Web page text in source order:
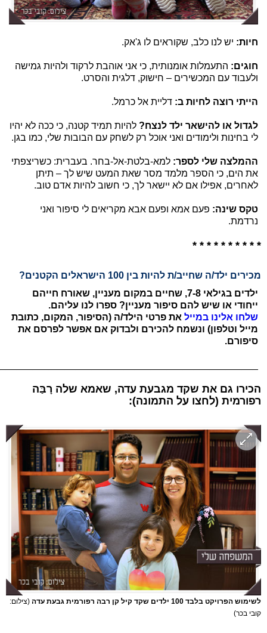
חיות: יש לנו כלב, שקוראים לו ג'אק.
חוגים: התעמלות אומנותית, כי אני אוהבת לרקוד ולהיות גמישה
ולעבוד עם המכשירים – חישוק, דלגית והסרט.
הייתי רוצה לחיות ב: דליית אל כרמל.
לגדול או להישאר ילד לנצח?להיות תמיד קטנה, כי ככה לא יהיו
לי בחינות ולימודים ואני אוכל רק לשחק עם הבובות שלי, כמו בגן.
ההמלצה שלי לספר: למא-בלטת-אל-בחר. בעברית: כשריצפתי
את הים, כי הספר מלמד מסר שאת המעט שיש לך – תיתן
לאחרים, אפילו אם לא יישאר לך, כי חשוב להיות אדם טוב.
טקס שינה: פעם אמא ופעם אבא מקריאים לי סיפור ואני
נרדמת.
* * * * * * * * * *
מכירים ילד/ה שחייב/ת להיות בין 100 הישראלים הקטנים?
ילדים בגילאי 7-8, שחיים במקום מעניין, שאורח חייהם
ייחודי או שיש להם סיפור מעניין? ספרו לנו עליהם.
שלחו אלינו במיילאת פרטי הילד/ה (הסיפור, המקום, כתובת
מייל וטלפון) ונשמח להכירם ולבדוק אם אפשר לפרסם את
סיפורם.
הכירו גם את שקד מגבעת עדה, שאמא שלה רָבַּה
רפורמית (לחצו על התמונה):
לשימוש הפרויקט בלבד 100 ילדים שקד קיל קן רבה רפורמית גבעת עדה
(צילום:
קובי בכר)